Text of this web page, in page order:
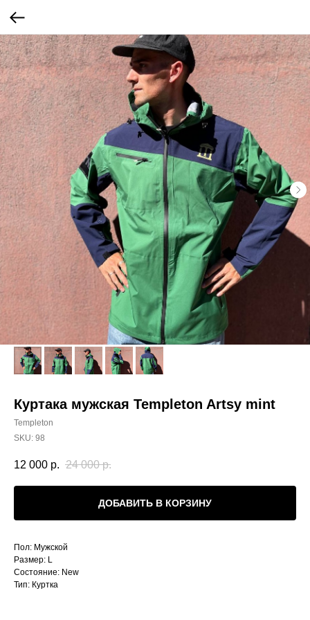
Куртака мужская Templeton Artsy mint
Templeton
SKU: 98
12 000 р. 24 000 р.
ДОБАВИТЬ В КОРЗИНУ
Пол: Мужской
Размер: L
Состояние: New
Тип: Куртка